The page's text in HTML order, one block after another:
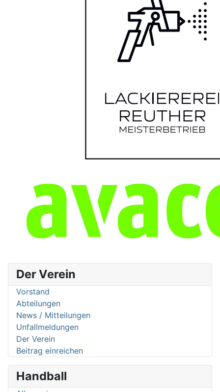
Der Verein
Vorstand
Abteilungen
News / Mitteilungen
Unfallmeldungen
Der Verein
Beitrag einreichen
Handball